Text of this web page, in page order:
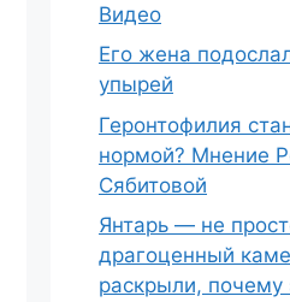
Видео
Его жена
упырей
Геронтофилия
нормой? Мнение
Сябитовой
Янтарь — не
драгоценный
раскрыли, почему